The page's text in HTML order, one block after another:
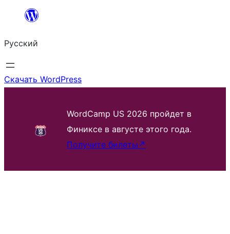
Перейти
содержимому
Русский
Скачать WordPress
WordCamp US 2026 пройдет в
Финиксе в августе этого года.
Получите билеты ↗